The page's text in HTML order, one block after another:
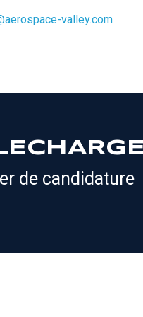
valley.com
de candidature